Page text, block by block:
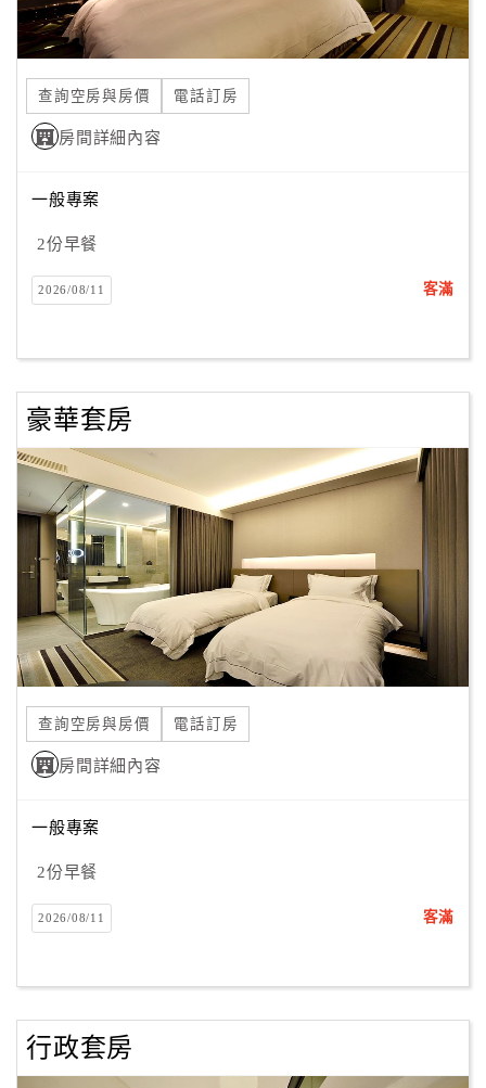
訂
單
管
理
員
戶
客
服
聯
單
Line
線
上
客
服
紅
利
查
訂
房
Q&A
旅
卡
查詢空房與房價 電話訂房
房間詳細內容
一般專案
2份早餐
2026/08/11 客滿
豪華套房
查詢空房與房價 電話訂房
房間詳細內容
一般專案
2份早餐
2026/08/11 客滿
行政套房